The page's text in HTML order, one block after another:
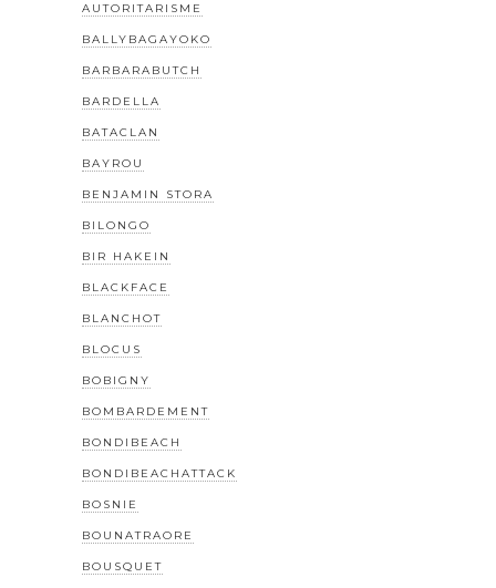
AUTORITARISME
BALLYBAGAYOKO
BARBARABUTCH
BARDELLA
BATACLAN
BAYROU
BENJAMIN STORA
BILONGO
BIR HAKEIN
BLACKFACE
BLANCHOT
BLOCUS
BOBIGNY
BOMBARDEMENT
BONDIBEACH
BONDIBEACHATTACK
BOSNIE
BOUNATRAORE
BOUSQUET